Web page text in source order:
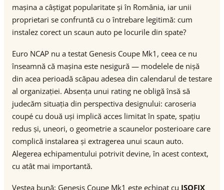
mașina a câștigat popularitate și în România, iar unii
proprietari se confruntă cu o întrebare legitimă: cum
instalez corect un scaun auto pe locurile din spate?
Euro NCAP nu a testat Genesis Coupe Mk1, ceea ce nu
înseamnă că mașina este nesigură — modelele de nișă
din acea perioadă scăpau adesea din calendarul de testare
al organizației. Absența unui rating ne obligă însă să
judecăm situația din perspectiva designului: caroseria
coupé cu două uși implică acces limitat în spate, spațiu
redus și, uneori, o geometrie a scaunelor posterioare care
complică instalarea și extragerea unui scaun auto.
Alegerea echipamentului potrivit devine, în acest context,
cu atât mai importantă.
Vestea bună: Genesis Coupe Mk1 este echipat cu ISOFIX